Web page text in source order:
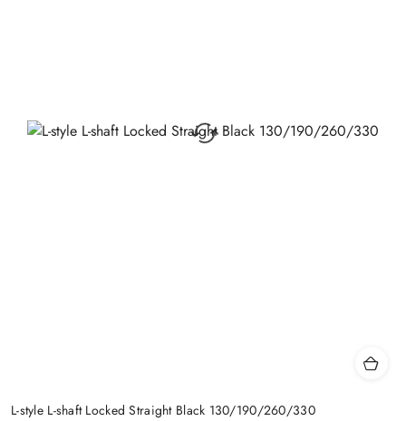
L-style L-shaft Locked Straight Black 130/190/260/330